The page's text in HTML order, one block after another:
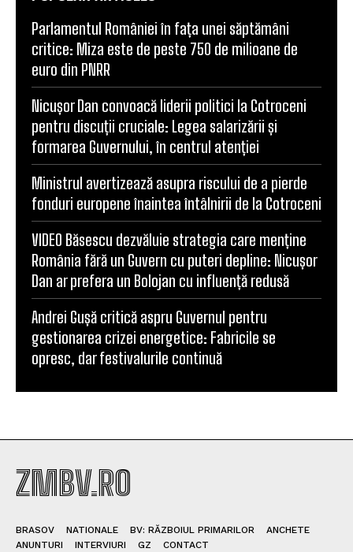
Parlamentul României în fața unei săptămâni
critice: Miza este de peste 750 de milioane de
euro din PNRR
Nicușor Dan convoacă liderii politici la Cotroceni
pentru discuții cruciale: Legea salarizării și
formarea Guvernului, în centrul atenției
Ministrul avertizează asupra riscului de a pierde
fonduri europene înaintea întâlnirii de la Cotroceni
VIDEO Băsescu dezvăluie strategia care menține
România fără un Guvern cu puteri depline: Nicușor
Dan ar prefera un Bolojan cu influență redusă
Andrei Gușă critică aspru Guvernul pentru
gestionarea crizei energetice: Fabricile se
opresc, dar festivalurile continuă
ZMBV.RO
BRASOV NATIONALE BV: RĂZBOIUL PRIMARILOR
ANCHETE
ANUNTURI
INTERVIURI GZ CONTACT